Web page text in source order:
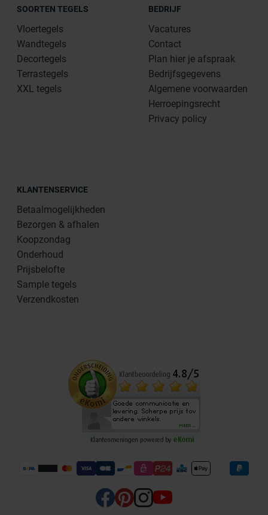
SOORTEN TEGELS
Vloertegels
Wandtegels
Decortegels
Terrastegels
XXL tegels
BEDRIJF
Vacatures
Contact
Plan hier je afspraak
Bedrijfsgegevens
Algemene voorwaarden
Herroepingsrecht
Privacy policy
KLANTENSERVICE
Betaalmogelijkheden
Bezorgen & afhalen
Koopzondag
Onderhoud
Prijsbelofte
Sample tegels
Verzendkosten